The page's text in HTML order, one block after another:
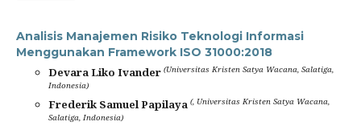
Analisis Manajemen Risiko Teknologi Informasi
Menggunakan Framework ISO 31000:2018
Devara Liko Ivander (Universitas Kristen Satya Wacana, Salatiga,
Indonesia)
Frederik Samuel Papilaya (, Universitas Kristen Satya Wacana,
Salatiga, Indonesia)